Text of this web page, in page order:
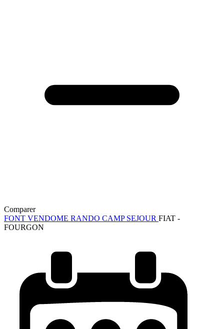
Comparer
FONT VENDOME RANDO CAMP SEJOUR FIAT -
FOURGON